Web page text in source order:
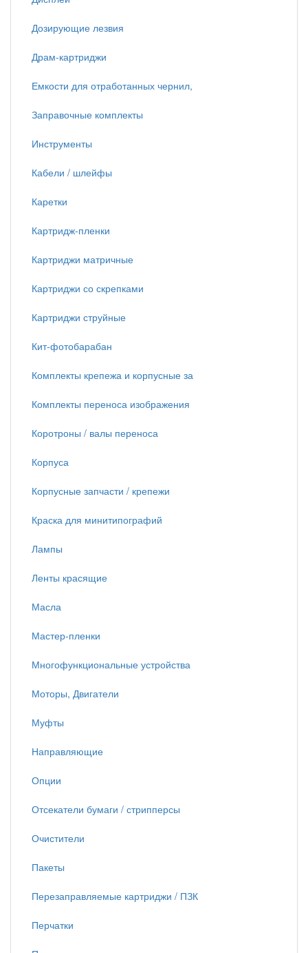
Дозирующие лезвия
Драм-картриджи
Емкости для отработанных чернил,
Заправочные комплекты
Инструменты
Кабели / шлейфы
Каретки
Картридж-пленки
Картриджи матричные
Картриджи со скрепками
Картриджи струйные
Кит-фотобарабан
Комплекты крепежа и корпусные за
Комплекты переноса изображения
Коротроны / валы переноса
Корпуса
Корпусные запчасти / крепежи
Краска для минитипографий
Лампы
Ленты красящие
Масла
Мастер-пленки
Многофункциональные устройства
Моторы, Двигатели
Муфты
Направляющие
Опции
Отсекатели бумаги / стрипперсы
Очистители
Пакеты
Перезаправляемые картриджи / ПЗК
Перчатки